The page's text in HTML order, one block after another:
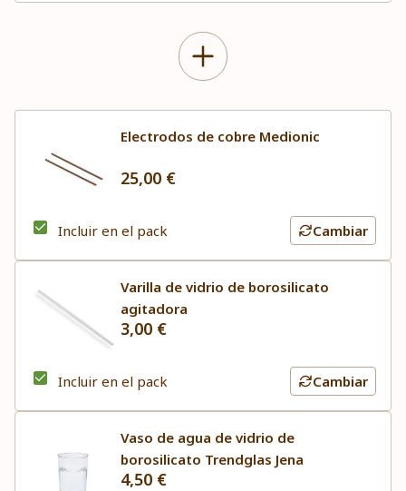
Electrodos de cobre Medionic
25,00 €
Incluir en el pack Cambiar
Varilla de vidrio de borosilicato
agitadora
3,00 €
Incluir en el pack Cambiar
Vaso de agua de vidrio de
borosilicato Trendglas Jena
4,50 €